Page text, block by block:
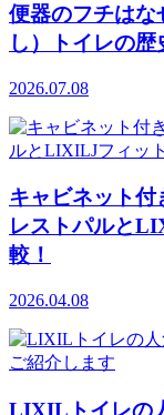
便器のフチはな
し）トイレの歴
2026.07.08
キャビネット
レストパルと
較！
2026.04.08
LIXILトイレの